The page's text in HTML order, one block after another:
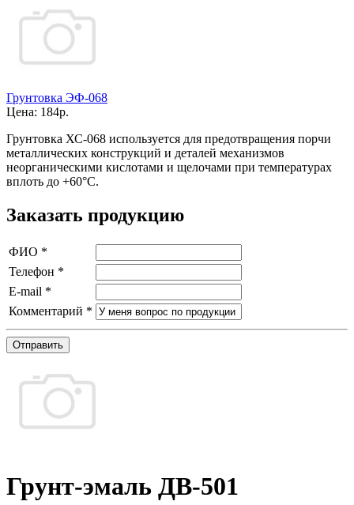
Грунтовка ЭФ-068
Цена: 184р.
Грунтовка ХС-068 используется для предотвращения порчи
металлических конструкций и деталей механизмов
неорганическими кислотами и щелочами при температурах
вплоть до +60°С.
Заказать продукцию
ФИО *
Телефон *
E-mail *
Комментарий *
Отправить
Грунт-эмаль ДВ-501